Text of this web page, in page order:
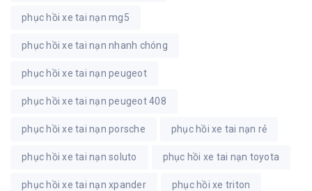
phục hồi xe tai nạn mg5
phục hồi xe tai nạn nhanh chóng
phục hồi xe tai nạn peugeot
phục hồi xe tai nạn peugeot 408
phục hồi xe tai nạn porsche phục hồi xe tai nạn rẻ
phục hồi xe tai nạn soluto phục hồi xe tai nạn toyota
phục hồi xe tai nạn xpander phục hồi xe triton